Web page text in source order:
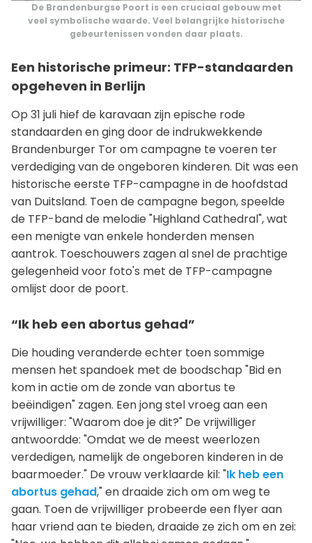
De Brandenburgse Poort is een cruciaal gebouw met
veel symbolische waarde. Veel belangrijke historische
gebeurtenissen vonden daar plaats.
Een historische primeur: TFP-standaarden
opgeheven in Berlijn
Op 31 juli hief de karavaan zijn epische rode
standaarden en ging door de indrukwekkende
Brandenburger Tor om campagne te voeren ter
verdediging van de ongeboren kinderen. Dit was een
historische eerste TFP-campagne in de hoofdstad
van Duitsland. Toen de campagne begon, speelde
de TFP-band de melodie "Highland Cathedral", wat
een menigte van enkele honderden mensen
aantrok. Toeschouwers zagen al snel de prachtige
gelegenheid voor foto's met de TFP-campagne
omlijst door de poort.
“Ik heb een abortus gehad”
Die houding veranderde echter toen sommige
mensen het spandoek met de boodschap "Bid en
kom in actie om de zonde van abortus te
beëindigen" zagen. Een jong stel vroeg aan een
vrijwilliger: "Waarom doe je dit?" De vrijwilliger
antwoordde: "Omdat we de meest weerlozen
verdedigen, namelijk de ongeboren kinderen in de
baarmoeder." De vrouw verklaarde kil: "Ik heb een
abortus gehad," en draaide zich om om weg te
gaan. Toen de vrijwilliger probeerde een flyer aan
haar vriend aan te bieden, draaide ze zich om en zei: